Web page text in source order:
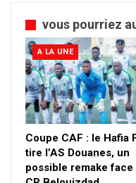
vous pourriez
A LA UNE
Coupe CAF : le Hafia
tire l’AS Douanes, un
possible remake face